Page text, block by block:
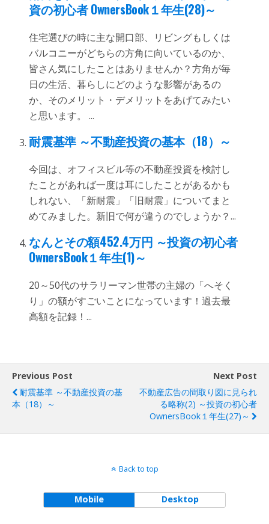
資の初心者 OwnersBook１年生(28)～
住宅選びの時に主な開口部、リビングもしくは
バルコニーがどちらの方角に向いているのか、
皆さん気にしたことはありませんか？方角が毎
日の生活、暮らしにどのような影響があるの
か、そのメリット・デメリットをあげてみたい
と思います。 ...
耐震基準 ～不動産投資の基本（18）～
今回は、オフィスビル等の不動産投資を検討し
たことがあれば一度は耳にしたことがあるかも
しれない、「新耐震」「旧耐震」についてまと
めてみました。新旧で何が違うのでしょうか？...
なんとその額452.4万円 ～投資の初心者
OwnersBook１年生(1)～
20～50代のサラリーマン世帯の主婦の「へそく
り」の額がすごいことになっています！過去最
高額を記録！...
Previous Post
耐震基準 ～不動産投資の基
本（18）～
Next Post
不動産広告の間取り図に見られ
る略称(2) ～投資の初心者
OwnersBook１年生(27)～
Back to top
Mobile Desktop